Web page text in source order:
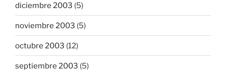
diciembre 2003 (5)
noviembre 2003 (5)
octubre 2003 (12)
septiembre 2003 (5)